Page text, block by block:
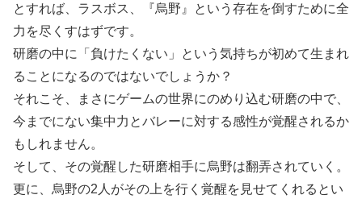
とすれば、ラスボス、『烏野』という存在を倒すために全
力を尽くすはずです。
研磨の中に「負けたくない」という気持ちが初めて生まれ
ることになるのではないでしょうか？
それこそ、まさにゲームの世界にのめり込む研磨の中で、
今までにない集中力とバレーに対する感性が覚醒されるか
もしれません。
そして、その覚醒した研磨相手に烏野は翻弄されていく。
更に、烏野の2人がその上を行く覚醒を見せてくれるとい